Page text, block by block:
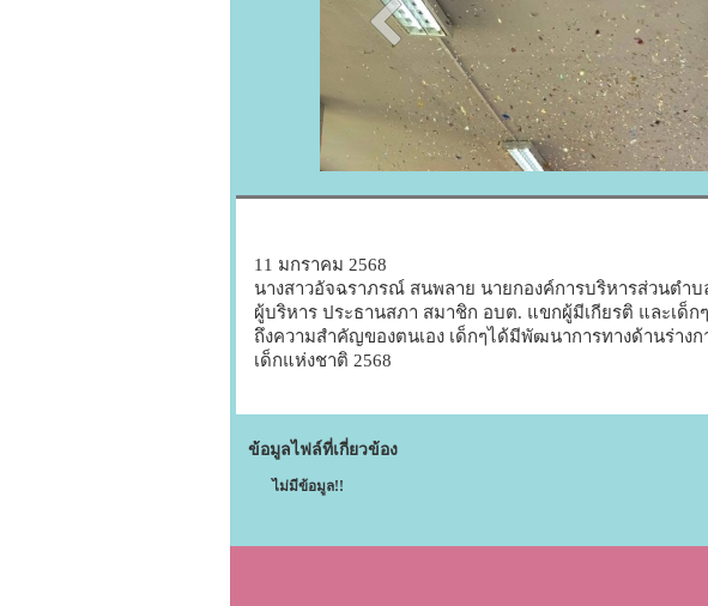
11 มกราคม 2568
นางสาวอัจฉราภรณ์ สนพลาย นายกองค์การบริหารส่วนตำ
ผู้บริหาร ประธานสภา สมาชิก อบต. แขกผู้มีเกียรติ​ และเด็
ถึงความสำคัญของตนเอง เด็กๆได้มีพัฒนาการทางด้านร่า
เด็กแห่งชาติ 2568
ข้อมูลไฟล์ที่เกี่ยวข้อง
ไม่มีข้อมูล!!